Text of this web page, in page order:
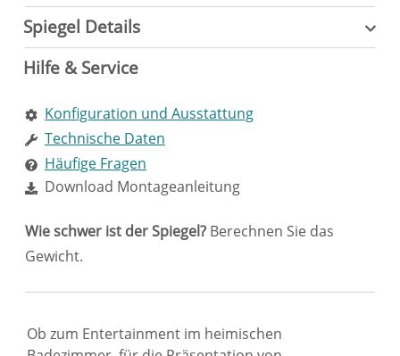
Ob zum Entertainment im heimischen
Spiegel Details
Hilfe & Service
Konfiguration und Ausstattung
Technische Daten
Häufige Fragen
Download Montageanleitung
Wie schwer ist der Spiegel? Berechnen Sie das
Gewicht.